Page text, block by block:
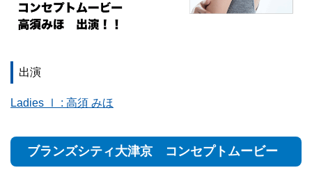
出演
Ladies Ⅰ : 高須 みほ
ブランズシティ大津京 コンセプトムービー